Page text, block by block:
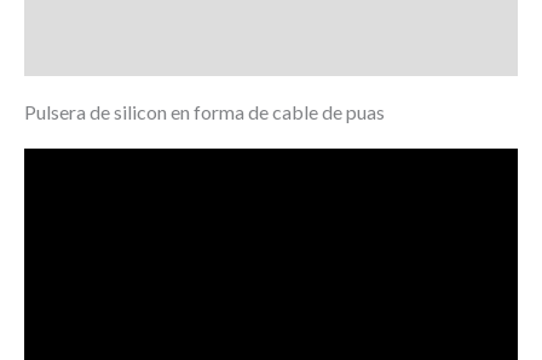
Pulsera de silicon en forma de cable de puas